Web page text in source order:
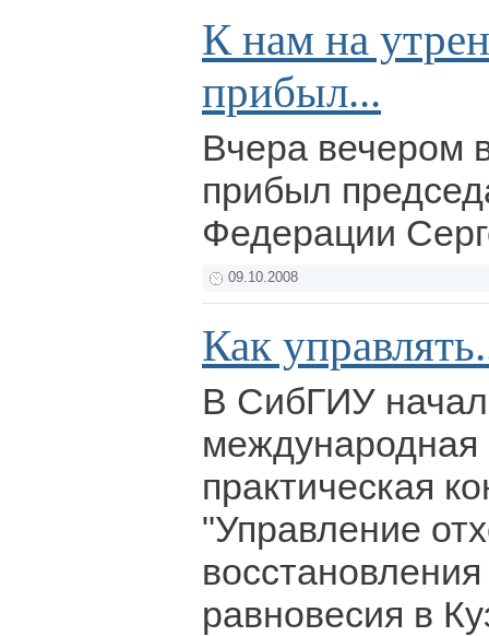
К нам на
прибыл...
Вчера вечером
прибыл
Федерации
09.10.2008
Как
В СибГИУ
международная
практическая
"Управление
восстановления
равновесия в